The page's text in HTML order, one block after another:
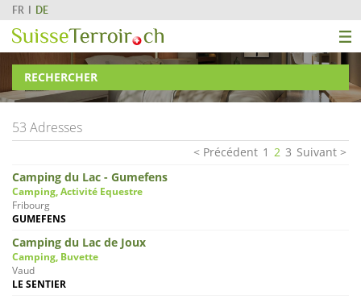
FR DE
RECHERCHER
53 Adresses
Précédent 1 2 3 Suivant
Camping du Lac - Gumefens
Camping, Activité Equestre
Fribourg
GUMEFENS
Camping du Lac de Joux
Camping, Buvette
Vaud
LE SENTIER